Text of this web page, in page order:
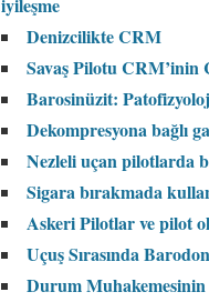
iyileşme
Denizcilikte CRM
Savaş Pilotu
Barosinüzit:
Dekompresyona bağlı
Nezleli uçan pilotlarda
Sigara bırakmada
Askeri Pilotlar ve pilot
Uçuş Sırasında
Durum